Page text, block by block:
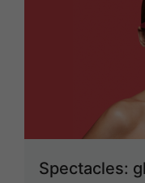
Spectacles: